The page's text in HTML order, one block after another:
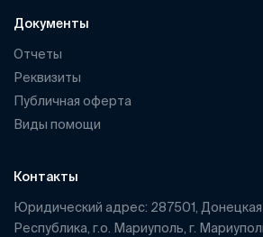
Документы
Отчеты
Реквизиты
Публичная оферта
Виды помощи
Контакты
Юридический адрес: 287501,
Республика, г.о. Мариуполь, г.